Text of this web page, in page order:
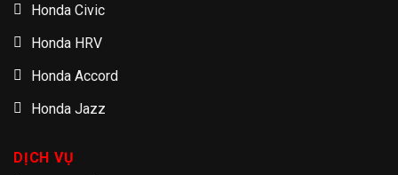
Honda Civic
Honda HRV
Honda Accord
Honda Jazz
DỊCH VỤ